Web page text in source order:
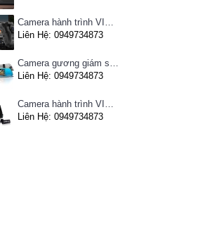
Camera hành trình VIETMAP C63 - Ghi hình phía trước, kết nối Wifi
Liên Hệ: 0949734873
Camera gương giám sát hành trình VIETMAP iDVR P1 định vị trực tuyến, kết nối cam lùi, Hotspot 3G
Liên Hệ: 0949734873
Camera hành trình VIETMAP C62- Ghi hình trước sau, kết nối Wifi
Liên Hệ: 0949734873